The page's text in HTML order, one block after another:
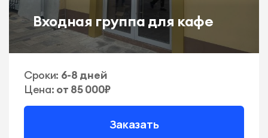
Входная группа для кафе
Сроки: 6-8 дней
Цена: от 85 000₽
Заказать